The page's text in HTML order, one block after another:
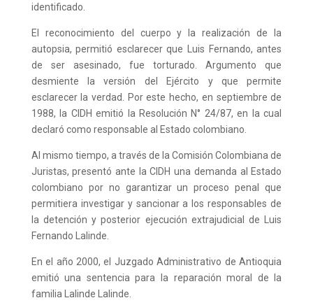
identificado.
El reconocimiento del cuerpo y la realización de la
autopsia, permitió esclarecer que Luis Fernando, antes
de ser asesinado, fue torturado. Argumento que
desmiente la versión del Ejército y que permite
esclarecer la verdad. Por este hecho, en septiembre de
1988, la CIDH emitió la Resolución N° 24/87, en la cual
declaró como responsable al Estado colombiano.
Al mismo tiempo, a través de la Comisión Colombiana de
Juristas, presentó ante la CIDH una demanda al Estado
colombiano por no garantizar un proceso penal que
permitiera investigar y sancionar a los responsables de
la detención y posterior ejecución extrajudicial de Luis
Fernando Lalinde.
En el año 2000, el Juzgado Administrativo de Antioquia
emitió una sentencia para la reparación moral de la
familia Lalinde Lalinde.